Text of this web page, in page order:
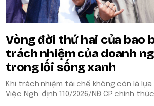
Vòng đời thứ hai của bao
trách nhiệm của doanh
trong lối sống xanh
Khi trách nhiệm tái chế không còn là
Việc Nghị định 110/2026/NĐ CP chính